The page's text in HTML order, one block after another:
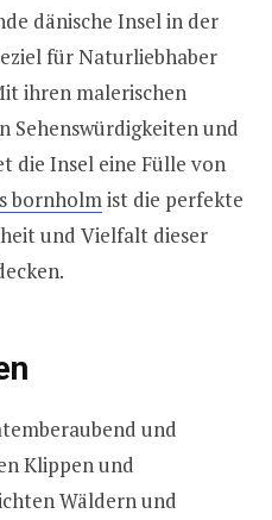
dänische Insel in der
für Naturliebhaber
ihren malerischen
Sehenswürdigkeiten und
die Insel eine Fülle von
bornholmist die perfekte
und Vielfalt dieser
und
Klippen und
Wäldern und